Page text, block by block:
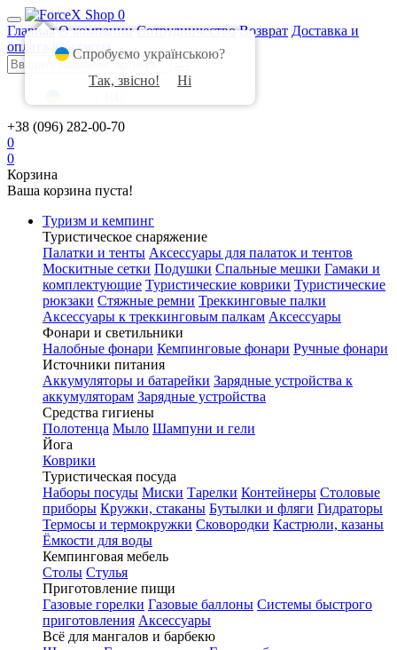
0
Главная О компании Сотрудничество Возврат Доставка и
оплата
Контакты
+38 (096) 282-00-70
0
0
Корзина
Ваша корзина пуста!
Туризм и кемпинг
Туристическое снаряжение
Палатки и тенты Аксессуары для палаток и тентов
Москитные сетки Подушки Спальные мешки Гамаки и
комплектующие Туристические коврики Туристические
рюкзаки Стяжные ремни Треккинговые палки
Аксессуары к треккинговым палкам Аксессуары
Фонари и светильники
Налобные фонари Кемпинговые фонари Ручные фонари
Источники питания
Аккумуляторы и батарейки Зарядные устройства к
аккумуляторам Зарядные устройства
Средства гигиены
Полотенца Мыло Шампуни и гели
Йога
Коврики
Туристическая посуда
Наборы посуды Миски Тарелки Контейнеры Столовые
приборы Кружки, стаканы Бутылки и фляги Гидраторы
Термосы и термокружки Сковородки Кастрюли, казаны
Ёмкости для воды
Кемпинговая мебель
Столы Стулья
Приготовление пищи
Газовые горелки Газовые баллоны Системы быстрого
приготовления Аксессуары
Всё для мангалов и барбекю
Спробуємо українською?
Так, звісно!
Ні